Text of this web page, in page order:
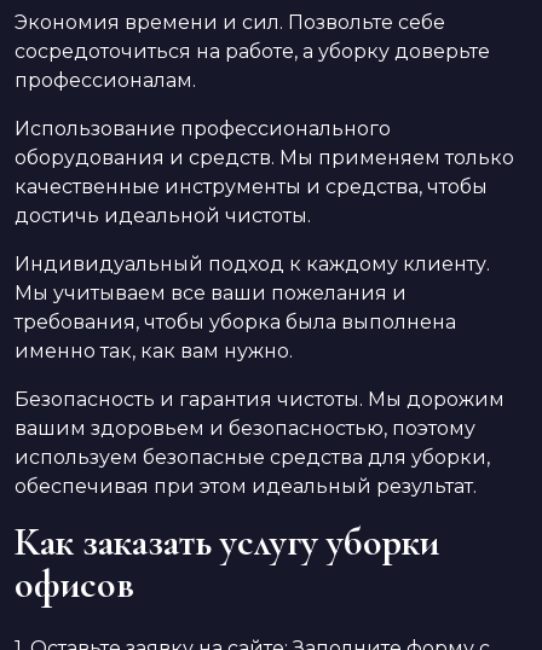
Экономия времени и сил. Позвольте себе
сосредоточиться на работе, а уборку доверьте
профессионалам.
Использование профессионального
оборудования и средств. Мы применяем только
качественные инструменты и средства, чтобы
достичь идеальной чистоты.
Индивидуальный подход к каждому клиенту.
Мы учитываем все ваши пожелания и
требования, чтобы уборка была выполнена
именно так, как вам нужно.
Безопасность и гарантия чистоты. Мы дорожим
вашим здоровьем и безопасностью, поэтому
используем безопасные средства для уборки,
обеспечивая при этом идеальный результат.
Как заказать услугу уборки
офисов